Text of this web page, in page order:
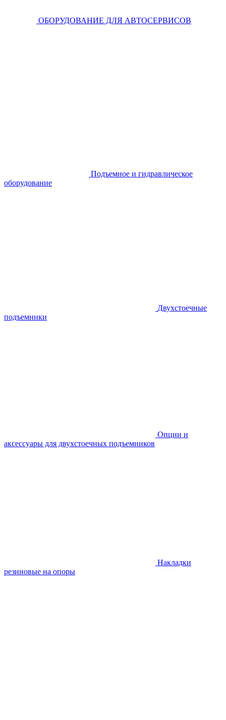
ОБОРУДОВАНИЕ ДЛЯ АВТОСЕРВИСОВ
Подъемное и гидравлическое
оборудование
Двухстоечные
подъемники
Опции и
аксессуары для двухстоечных подъемников
Накладки
резиновые на опоры